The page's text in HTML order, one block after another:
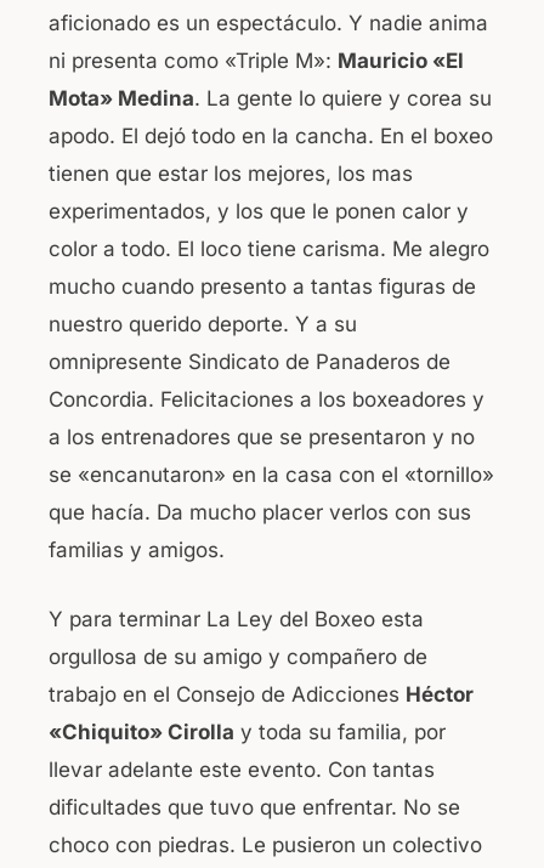
aficionado es un espectáculo. Y nadie anima
ni presenta como «Triple M»: Mauricio «El
Mota» Medina. La gente lo quiere y corea su
apodo. El dejó todo en la cancha. En el boxeo
tienen que estar los mejores, los mas
experimentados, y los que le ponen calor y
color a todo. El loco tiene carisma. Me alegro
mucho cuando presento a tantas figuras de
nuestro querido deporte. Y a su
omnipresente Sindicato de Panaderos de
Concordia. Felicitaciones a los boxeadores y
a los entrenadores que se presentaron y no
se «encanutaron» en la casa con el «tornillo»
que hacía. Da mucho placer verlos con sus
familias y amigos.
Y para terminar La Ley del Boxeo esta
orgullosa de su amigo y compañero de
trabajo en el Consejo de Adicciones Héctor
«Chiquito» Cirolla y toda su familia, por
llevar adelante este evento. Con tantas
dificultades que tuvo que enfrentar. No se
choco con piedras. Le pusieron un colectivo